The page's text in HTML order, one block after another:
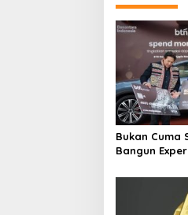
a
v
i
g
a
t
i
o
n
Bukan Cuma
Bangun